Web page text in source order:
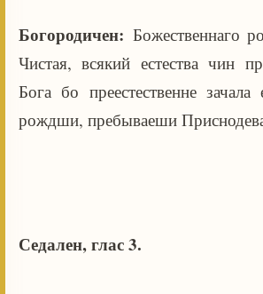
Богородичен: Божественнаго
Чистая, всякий естества чин
Бога бо преестественне
рождши, пребываеши
Седален, глас 3.